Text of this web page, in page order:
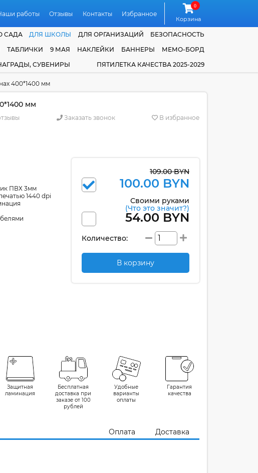
работы Отзывы Контакты Избранное
0
Корзина
САДА ДЛЯ ШКОЛЫ ДЛЯ ОРГАНИЗАЦИЙ
БЕЗОПАСНОСТЬ
ТАБЛИЧКИ 9 МАЯ НАКЛЕЙКИ БАННЕРЫ
МЕМО-БОРД
СУВЕНИРЫ ПЯТИЛЕТКА КАЧЕСТВА 2025-2029
400*1400 мм
мм
Заказать звонок В избранное
ПВХ 3мм
1440 dpi
109.00 BYN
100.00 BYN
Своими руками
(Что это значит?)
54.00 BYN
Количество:
В корзину
Защитная
ламинация
Бесплатная
доставка при
заказе от 100
рублей
Удобные
варианты
оплаты
Гарантия
качества
Оплата Доставка